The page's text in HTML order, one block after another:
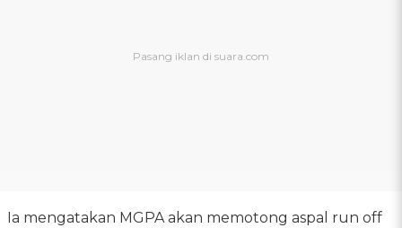
Ia mengatakan MGPA akan memotong aspal run off